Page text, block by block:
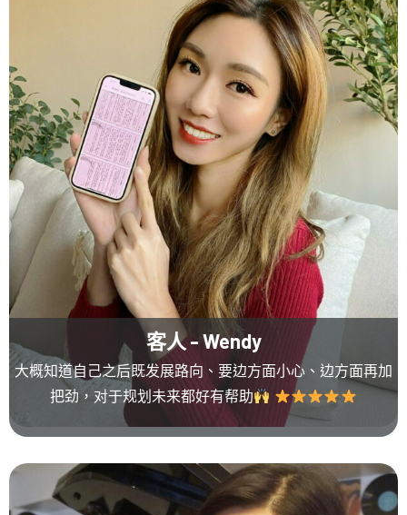
客人 - Wendy
大概知道自己之后既发展路向、要边方面小心、边方面再加
把劲，对于规划未来都好有帮助